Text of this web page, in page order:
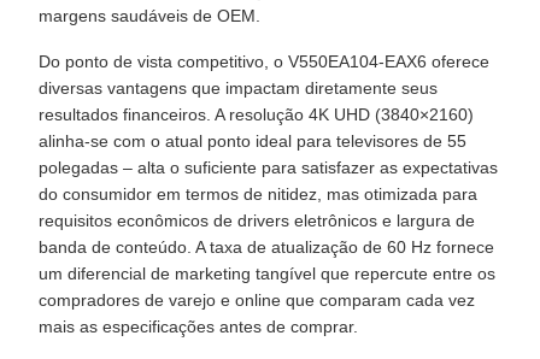
margens saudáveis ​​de OEM.
Do ponto de vista competitivo, o V550EA104-EAX6 oferece
diversas vantagens que impactam diretamente seus
resultados financeiros. A resolução 4K UHD (3840×2160)
alinha-se com o atual ponto ideal para televisores de 55
polegadas – alta o suficiente para satisfazer as expectativas
do consumidor em termos de nitidez, mas otimizada para
requisitos econômicos de drivers eletrônicos e largura de
banda de conteúdo. A taxa de atualização de 60 Hz fornece
um diferencial de marketing tangível que repercute entre os
compradores de varejo e online que comparam cada vez
mais as especificações antes de comprar.